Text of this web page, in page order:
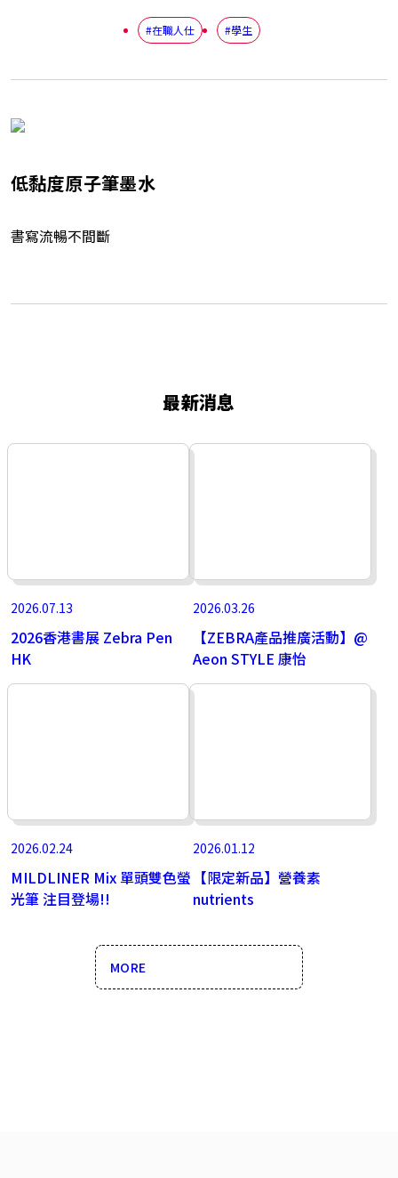
#在職人仕 #學生
低黏度原子筆墨水
書寫流暢不間斷
最新消息
2026.07.13
2026香港書展 Zebra Pen
HK
2026.03.26
【ZEBRA產品推廣活動】@
Aeon STYLE 康怡
2026.02.24
MILDLINER Mix 單頭雙色螢
光筆 注目登場!!
2026.01.12
【限定新品】營養素
nutrients
MORE